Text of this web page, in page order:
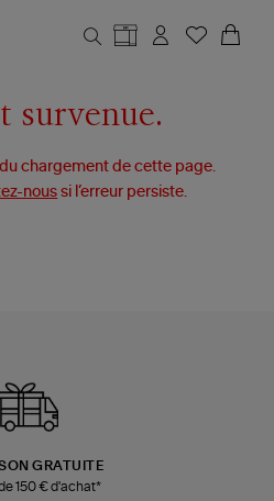
survenue.
chargement de cette page.
nous si l’erreur persiste.
GRATUITE
150 € d'achat*